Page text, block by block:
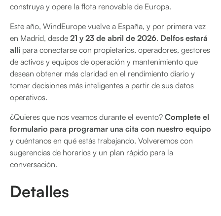
construya y opere la flota renovable de Europa.
Este año, WindEurope vuelve a España, y por primera vez
en Madrid, desde 21 y 23 de abril de 2026. Delfos estará
allí para conectarse con propietarios, operadores, gestores
de activos y equipos de operación y mantenimiento que
desean obtener más claridad en el rendimiento diario y
tomar decisiones más inteligentes a partir de sus datos
operativos.
¿Quieres que nos veamos durante el evento? Complete el
formulario para programar una cita con nuestro equipo
y cuéntanos en qué estás trabajando. Volveremos con
sugerencias de horarios y un plan rápido para la
conversación.
Detalles